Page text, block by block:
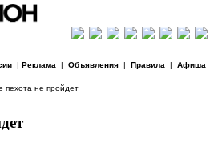
| Реклама | Объявления| Правила | Афиша
пехота не пройдет